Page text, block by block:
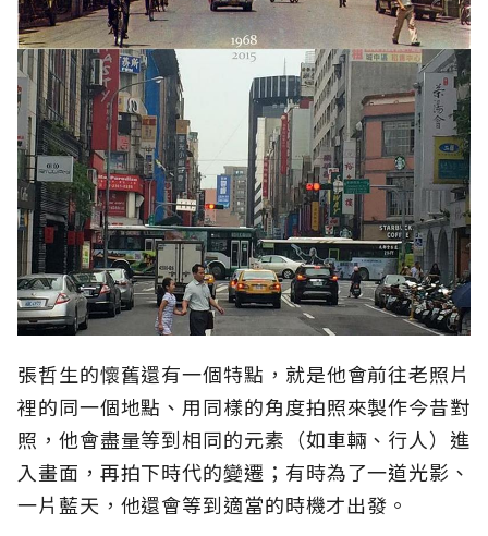
張哲生的懷舊還有一個特點，就是他會前往老照片
裡的同一個地點、用同樣的角度拍照來製作今昔對
照，他會盡量等到相同的元素（如車輛、行人）進
入畫面，再拍下時代的變遷；有時為了一道光影、
一片藍天，他還會等到適當的時機才出發。